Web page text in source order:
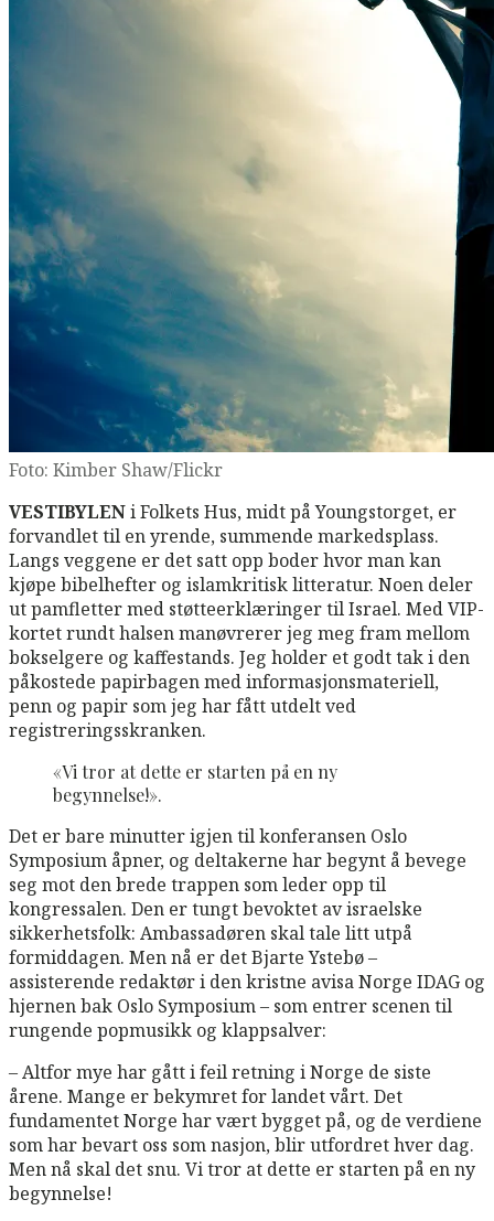
Foto: Kimber Shaw/Flickr
VESTIBYLENi Folkets Hus, midt på Youngstorget, er
forvandlet til en yrende, summende markedsplass.
Langs veggene er det satt opp boder hvor man kan
kjøpe bibelhefter og islamkritisk litteratur. Noen deler
ut pamfletter med støtteerklæringer til Israel. Med VIP-
kortet rundt halsen manøvrerer jeg meg fram mellom
bokselgere og kaffestands. Jeg holder et godt tak i den
påkostede papirbagen med informasjonsmateriell,
penn og papir som jeg har fått utdelt ved
registreringsskranken.
«Vi tror at dette er starten på en ny
begynnelse!».
Det er bare minutter igjen til konferansen Oslo
Symposium åpner, og deltakerne har begynt å bevege
seg mot den brede trappen som leder opp til
kongressalen. Den er tungt bevoktet av israelske
sikkerhetsfolk: Ambassadøren skal tale litt utpå
formiddagen. Men nå er det Bjarte Ystebø –
assisterende redaktør i den kristne avisa Norge IDAG og
hjernen bak Oslo Symposium – som entrer scenen til
rungende popmusikk og klappsalver:
–Altfor mye har gått i feil retning i Norge de siste
årene. Mange er bekymret for landet vårt. Det
fundamentet Norge har vært bygget på, og de verdiene
som har bevart oss som nasjon, blir utfordret hver dag.
Men nå skal det snu. Vi tror at dette er starten på en ny
begynnelse!